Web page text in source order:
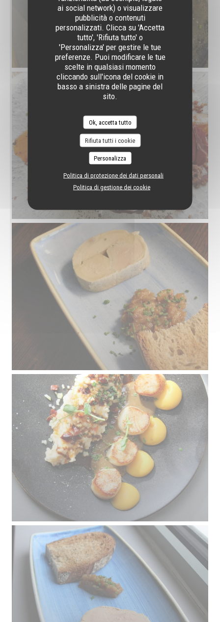
ai social network) o visualizzare
pubblicità o contenuti
personalizzati. Clicca su 'Accetta
tutto', 'Rifiuta tutto' o
'Personalizza' per gestire le tue
preferenze. Puoi modificare le tue
scelte in qualsiasi momento
cliccando sull'icona del cookie in
basso a sinistra delle pagine del
sito.
Ok, accetta tutto
Rifiuta tutti i cookie
Personalizza
Politica di protezione dei dati personali
Politica di gestione dei cookie